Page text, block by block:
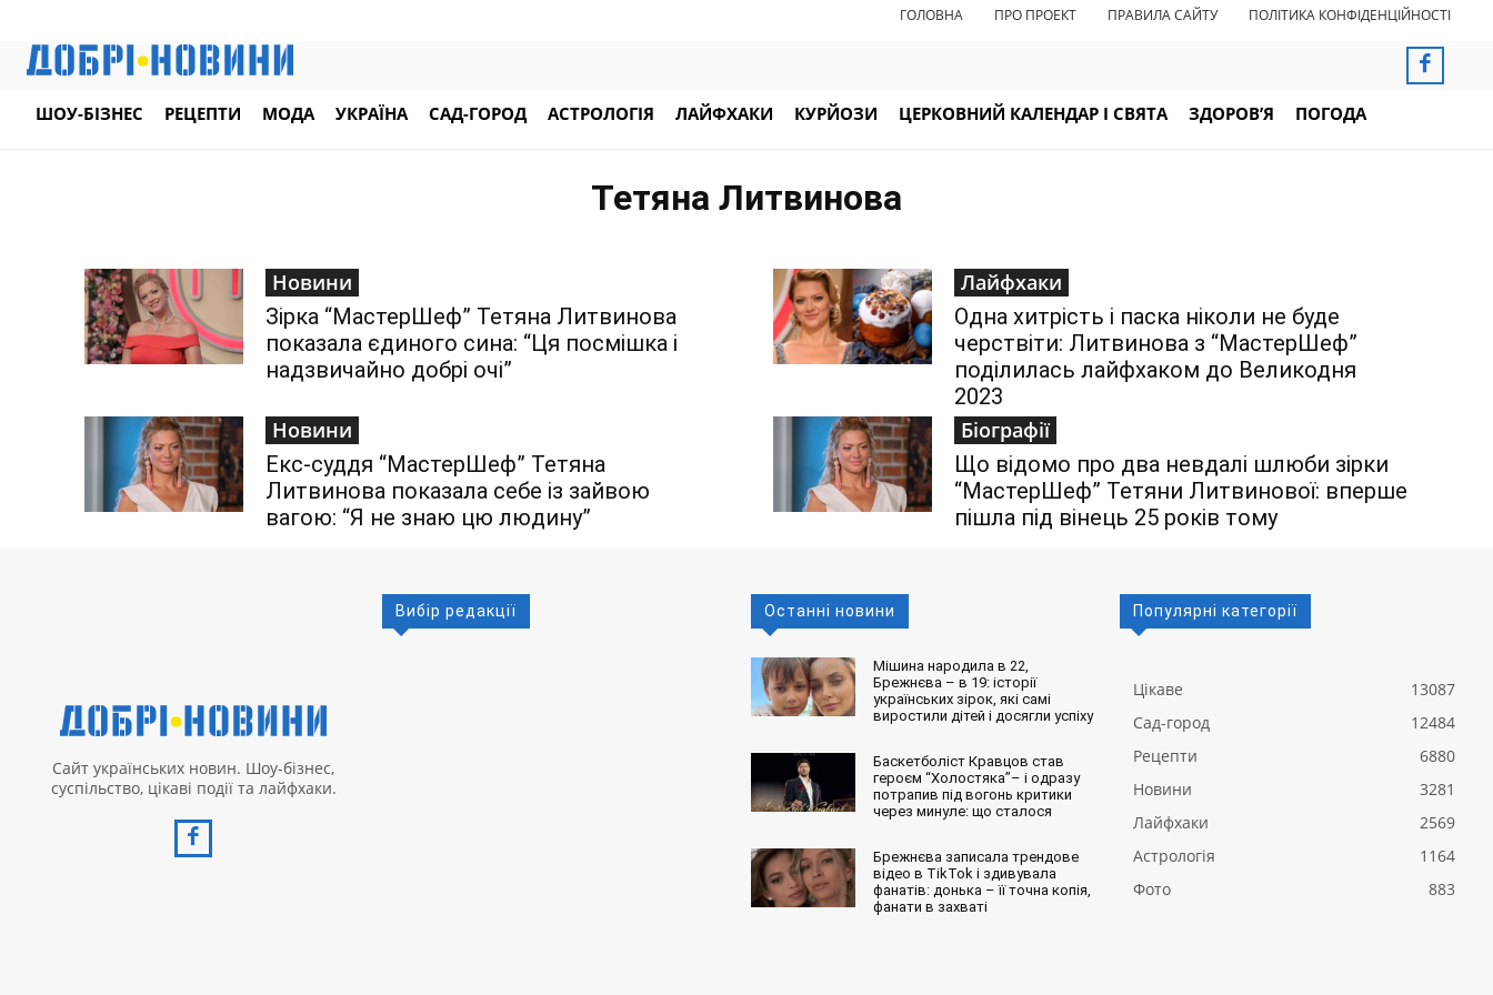
ГОЛОВНА ПРО ПРОЕКТ ПРАВИЛА САЙТУ ПОЛІТИКА КОНФІДЕНЦІЙНОСТІ
ШОУ-БІЗНЕС РЕЦЕПТИ МОДА УКРАЇНА САД-ГОРОД АСТРОЛОГІЯ ЛАЙФХАКИ КУРЙОЗИ ЦЕРКОВНИЙ КАЛЕНДАР І СВЯТА ЗДОРОВ’Я ПОГОДА
Тетяна Литвинова
Новини
Зірка “МастерШеф” Тетяна Литвинова
показала єдиного сина: “Ця посмішка і
надзвичайно добрі очі”
Лайфхаки
Одна хитрість і паска ніколи не буде
черствіти: Литвинова з “МастерШеф”
поділилась лайфхаком до Великодня
2023
Новини
Екс-суддя “МастерШеф” Тетяна
Литвинова показала себе із зайвою
вагою: “Я не знаю цю людину”
Біографії
Що відомо про два невдалі шлюби зірки
“МастерШеф” Тетяни Литвинової: вперше
пішла під вінець 25 років тому
Сайт українських новин. Шоу-бізнес,
суспільство, цікаві події та лайфхаки.
Вибір редакції Останні новини
Мішина народила в 22,
Брежнєва – в 19: історії
українських зірок, які самі
виростили дітей і досягли успіху
Баскетболіст Кравцов став
героєм “Холостяка”– і одразу
потрапив під вогонь критики
через минуле: що сталося
Брежнєва записала трендове
відео в TikTok і здивувала
фанатів: донька – її точна копія,
фанати в захваті
Популярні категорії
Цікаве
13087
Сад-город
12484
Рецепти
6880
Новини
3281
Лайфхаки
2569
Астрологія
1164
Фото
883